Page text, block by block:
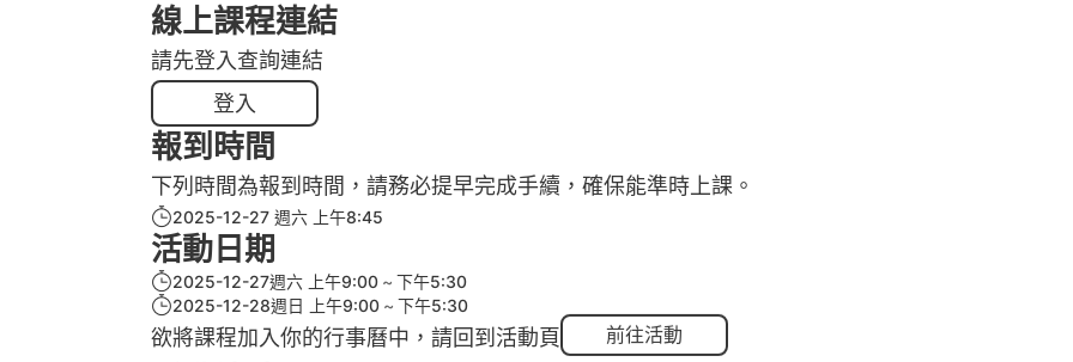
線上課程連結
請先登入查詢連結
登入
報到時間
下列時間為報到時間，請務必提早完成手續，確保能準時上課。
2025-12-27 週六 上午8:45
活動日期
2025-12-27週六 上午9:00
下午5:30
2025-12-28週日 上午9:00
下午5:30
欲將課程加入你的行事曆中，請回到活動頁
前往活動